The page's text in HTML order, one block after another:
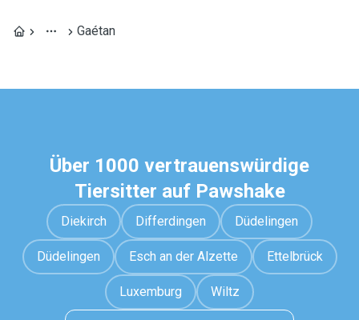
Gaétan
Über 1000 vertrauenswürdige
Tiersitter auf Pawshake
Diekirch Differdingen Düdelingen
Düdelingen Esch an der Alzette Ettelbrück
Luxemburg Wiltz